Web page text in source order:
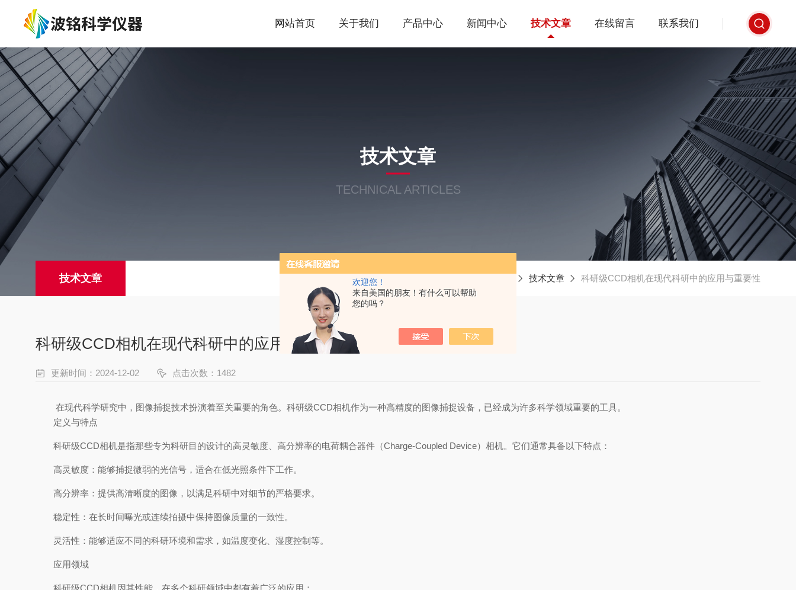
欢迎您！
来自美国的朋友！有什么可以帮助
您的吗？
网站首页 关于我们 产品中心 新闻中心 技术文章 在线留言 联系我们
技术文章
TECHNICAL ARTICLES
技术文章 技术文章 科研级CCD相机在现代科研中的应用与重要性
科研级CCD相机在现代科研中的应用与重要性
更新时间：2024-12-02 点击次数：1482
在现代科学研究中，图像捕捉技术扮演着至关重要的角色。科研级CCD相机作为一种高精度的图像捕捉设备，已经成为许多科学领域重要的工具。
定义与特点
科研级CCD相机是指那些专为科研目的设计的高灵敏度、高分辨率的电荷耦合器件（Charge-Coupled Device）相机。它们通常具备以下特点：
高灵敏度：能够捕捉微弱的光信号，适合在低光照条件下工作。
高分辨率：提供高清晰度的图像，以满足科研中对细节的严格要求。
稳定性：在长时间曝光或连续拍摄中保持图像质量的一致性。
灵活性：能够适应不同的科研环境和需求，如温度变化、湿度控制等。
应用领域
科研级CCD相机因其性能，在多个科研领域中都有着广泛的应用：